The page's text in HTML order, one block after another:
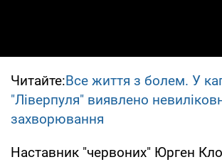
Читайте:Все життя з болем. У
"Ліверпуля" виявлено
захворювання
Наставник "червоних" Юрген